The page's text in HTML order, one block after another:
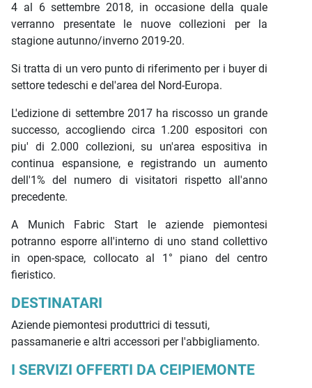
4 al 6 settembre 2018, in occasione della quale
verranno presentate le nuove collezioni per la
stagione autunno/inverno 2019-20.
Si tratta di un vero punto di riferimento per i buyer di
settore tedeschi e del'area del Nord-Europa.
L'edizione di settembre 2017 ha riscosso un grande
successo, accogliendo circa 1.200 espositori con
piu' di 2.000 collezioni, su un'area espositiva in
continua espansione, e registrando un aumento
dell'1% del numero di visitatori rispetto all'anno
precedente.
A Munich Fabric Start le aziende piemontesi
potranno esporre all'interno di uno stand collettivo
in open-space, collocato al 1° piano del centro
fieristico.
DESTINATARI
Aziende piemontesi produttrici di tessuti,
passamanerie e altri accessori per l'abbigliamento.
I SERVIZI OFFERTI DA CEIPIEMONTE